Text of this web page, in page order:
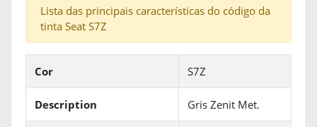
Lista das principais características do código da
tinta Seat S7Z
Cor S7Z
Description Gris Zenit Met.